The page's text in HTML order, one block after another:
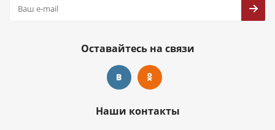
Оставайтесь на связи
Наши контакты